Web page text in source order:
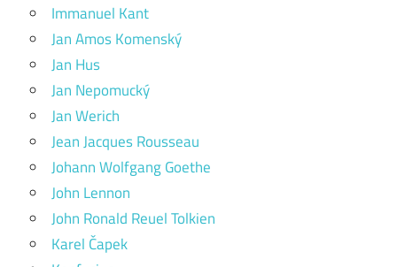
Immanuel Kant
Jan Amos Komenský
Jan Hus
Jan Nepomucký
Jan Werich
Jean Jacques Rousseau
Johann Wolfgang Goethe
John Lennon
John Ronald Reuel Tolkien
Karel Čapek